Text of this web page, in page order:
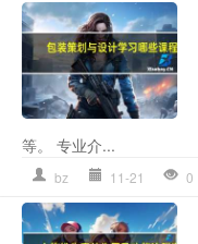
等。 专业介...
bz 11-21 0